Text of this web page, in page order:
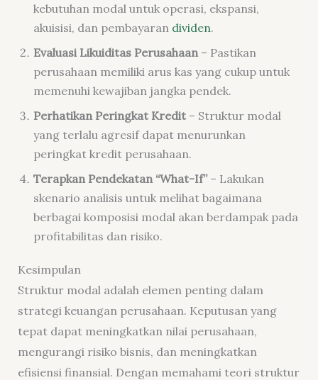
kebutuhan modal untuk operasi, ekspansi,
akuisisi, dan pembayaran dividen.
Evaluasi Likuiditas Perusahaan– Pastikan
perusahaan memiliki arus kas yang cukup untuk
memenuhi kewajiban jangka pendek.
Perhatikan Peringkat Kredit– Struktur modal
yang terlalu agresif dapat menurunkan
peringkat kredit perusahaan.
Terapkan Pendekatan “What-If”– Lakukan
skenario analisis untuk melihat bagaimana
berbagai komposisi modal akan berdampak pada
profitabilitas dan risiko.
Kesimpulan
Struktur modal adalah elemen penting dalam
strategi keuangan perusahaan. Keputusan yang
tepat dapat meningkatkan nilai perusahaan,
mengurangi risiko bisnis, dan meningkatkan
efisiensi finansial. Dengan memahami teori struktur